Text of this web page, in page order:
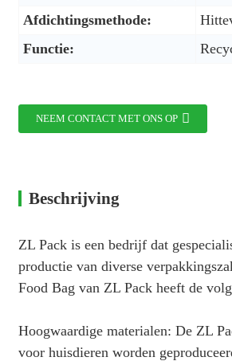
Afdichtingsmethode:
Functie:
NEEM CONTACT MET ONS OP
Beschrijving
ZL Pack is een bedrijf dat
productie van diverse
Food Bag van ZL Pack heeft de
Hoogwaardige materialen: De ZL
voor huisdieren worden